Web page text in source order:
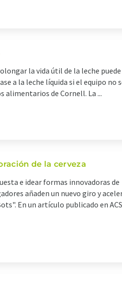
la vida útil de la leche
a la leche líquida si el equipo no
de Cornell. La ...
de la cerveza
e idear formas innovadoras de
añaden un nuevo giro y
En un artículo publicado en